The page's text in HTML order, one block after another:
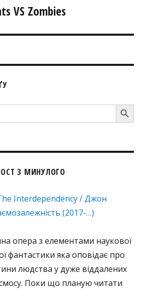
VS Zombies
SEARCH BUTTON
З МИНУЛОГО
Interdependency / Джон
(2017-…)
опера з елементами наукової
фантастики яка оповідає про
людства у дуже віддалених
Поки що планую читати